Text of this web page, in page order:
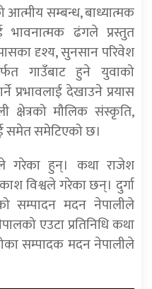
आत्मीय सम्बन्ध, बाध्यात्मक
भावनात्मक ढंगले प्रस्तुत
दृश्य, सुनसान परिवेश
गाउँबाट हुने युवाको
प्रभावलाई देखाउने प्रयास
क्षेत्रको मौलिक संस्कृति,
समेत समेटिएको छ।
गरेका हुन्। कथा राजेश
विश्वले गरेका छन्। दुर्गा
सम्पादन मदन नेपालीले
एउटा प्रतिनिधि कथा
सम्पादक मदन नेपालीले